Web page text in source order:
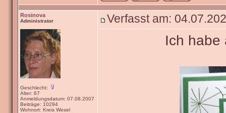
Rosinova
Administrator
Geschlecht:
Alter: 67
Anmeldungsdatum: 07.08.2007
Beiträge: 10294
Wohnort: Kreis Wesel
Verfasst am:
Ich habe